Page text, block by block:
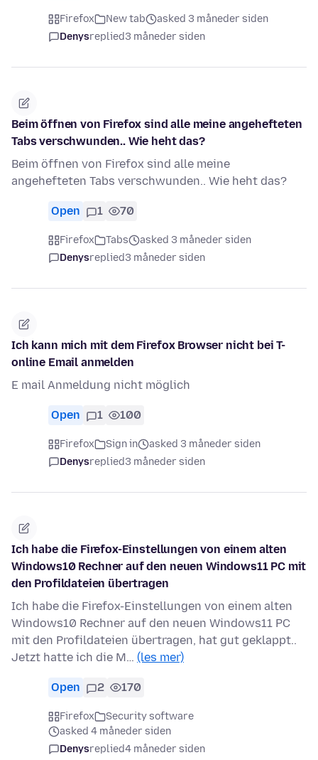
Firefox New tab
asked 3 måneder siden
Denysreplied3 måneder siden
Beim öffnen von Firefox sind alle meine angehefteten
Tabs verschwunden.. Wie heht das?
Beim öffnen von Firefox sind alle meine
angehefteten Tabs verschwunden.. Wie heht das?
Open 1 70
Firefox Tabs
asked 3 måneder siden
Denysreplied3 måneder siden
Ich kann mich mit dem Firefox Browser nicht bei T-
online Email anmelden
E mail Anmeldung nicht möglich
Open 1 100
Firefox Sign in
asked 3 måneder siden
Denysreplied3 måneder siden
Ich habe die Firefox-Einstellungen von einem alten
Windows10 Rechner auf den neuen Windows11 PC mit
den Profildateien übertragen
Ich habe die Firefox-Einstellungen von einem alten
Windows10 Rechner auf den neuen Windows11 PC
mit den Profildateien übertragen, hat gut geklappt..
Jetzt hatte ich die M… (les mer)
Open 2 170
Firefox
Security software
asked 4 måneder siden
Denysreplied4 måneder siden